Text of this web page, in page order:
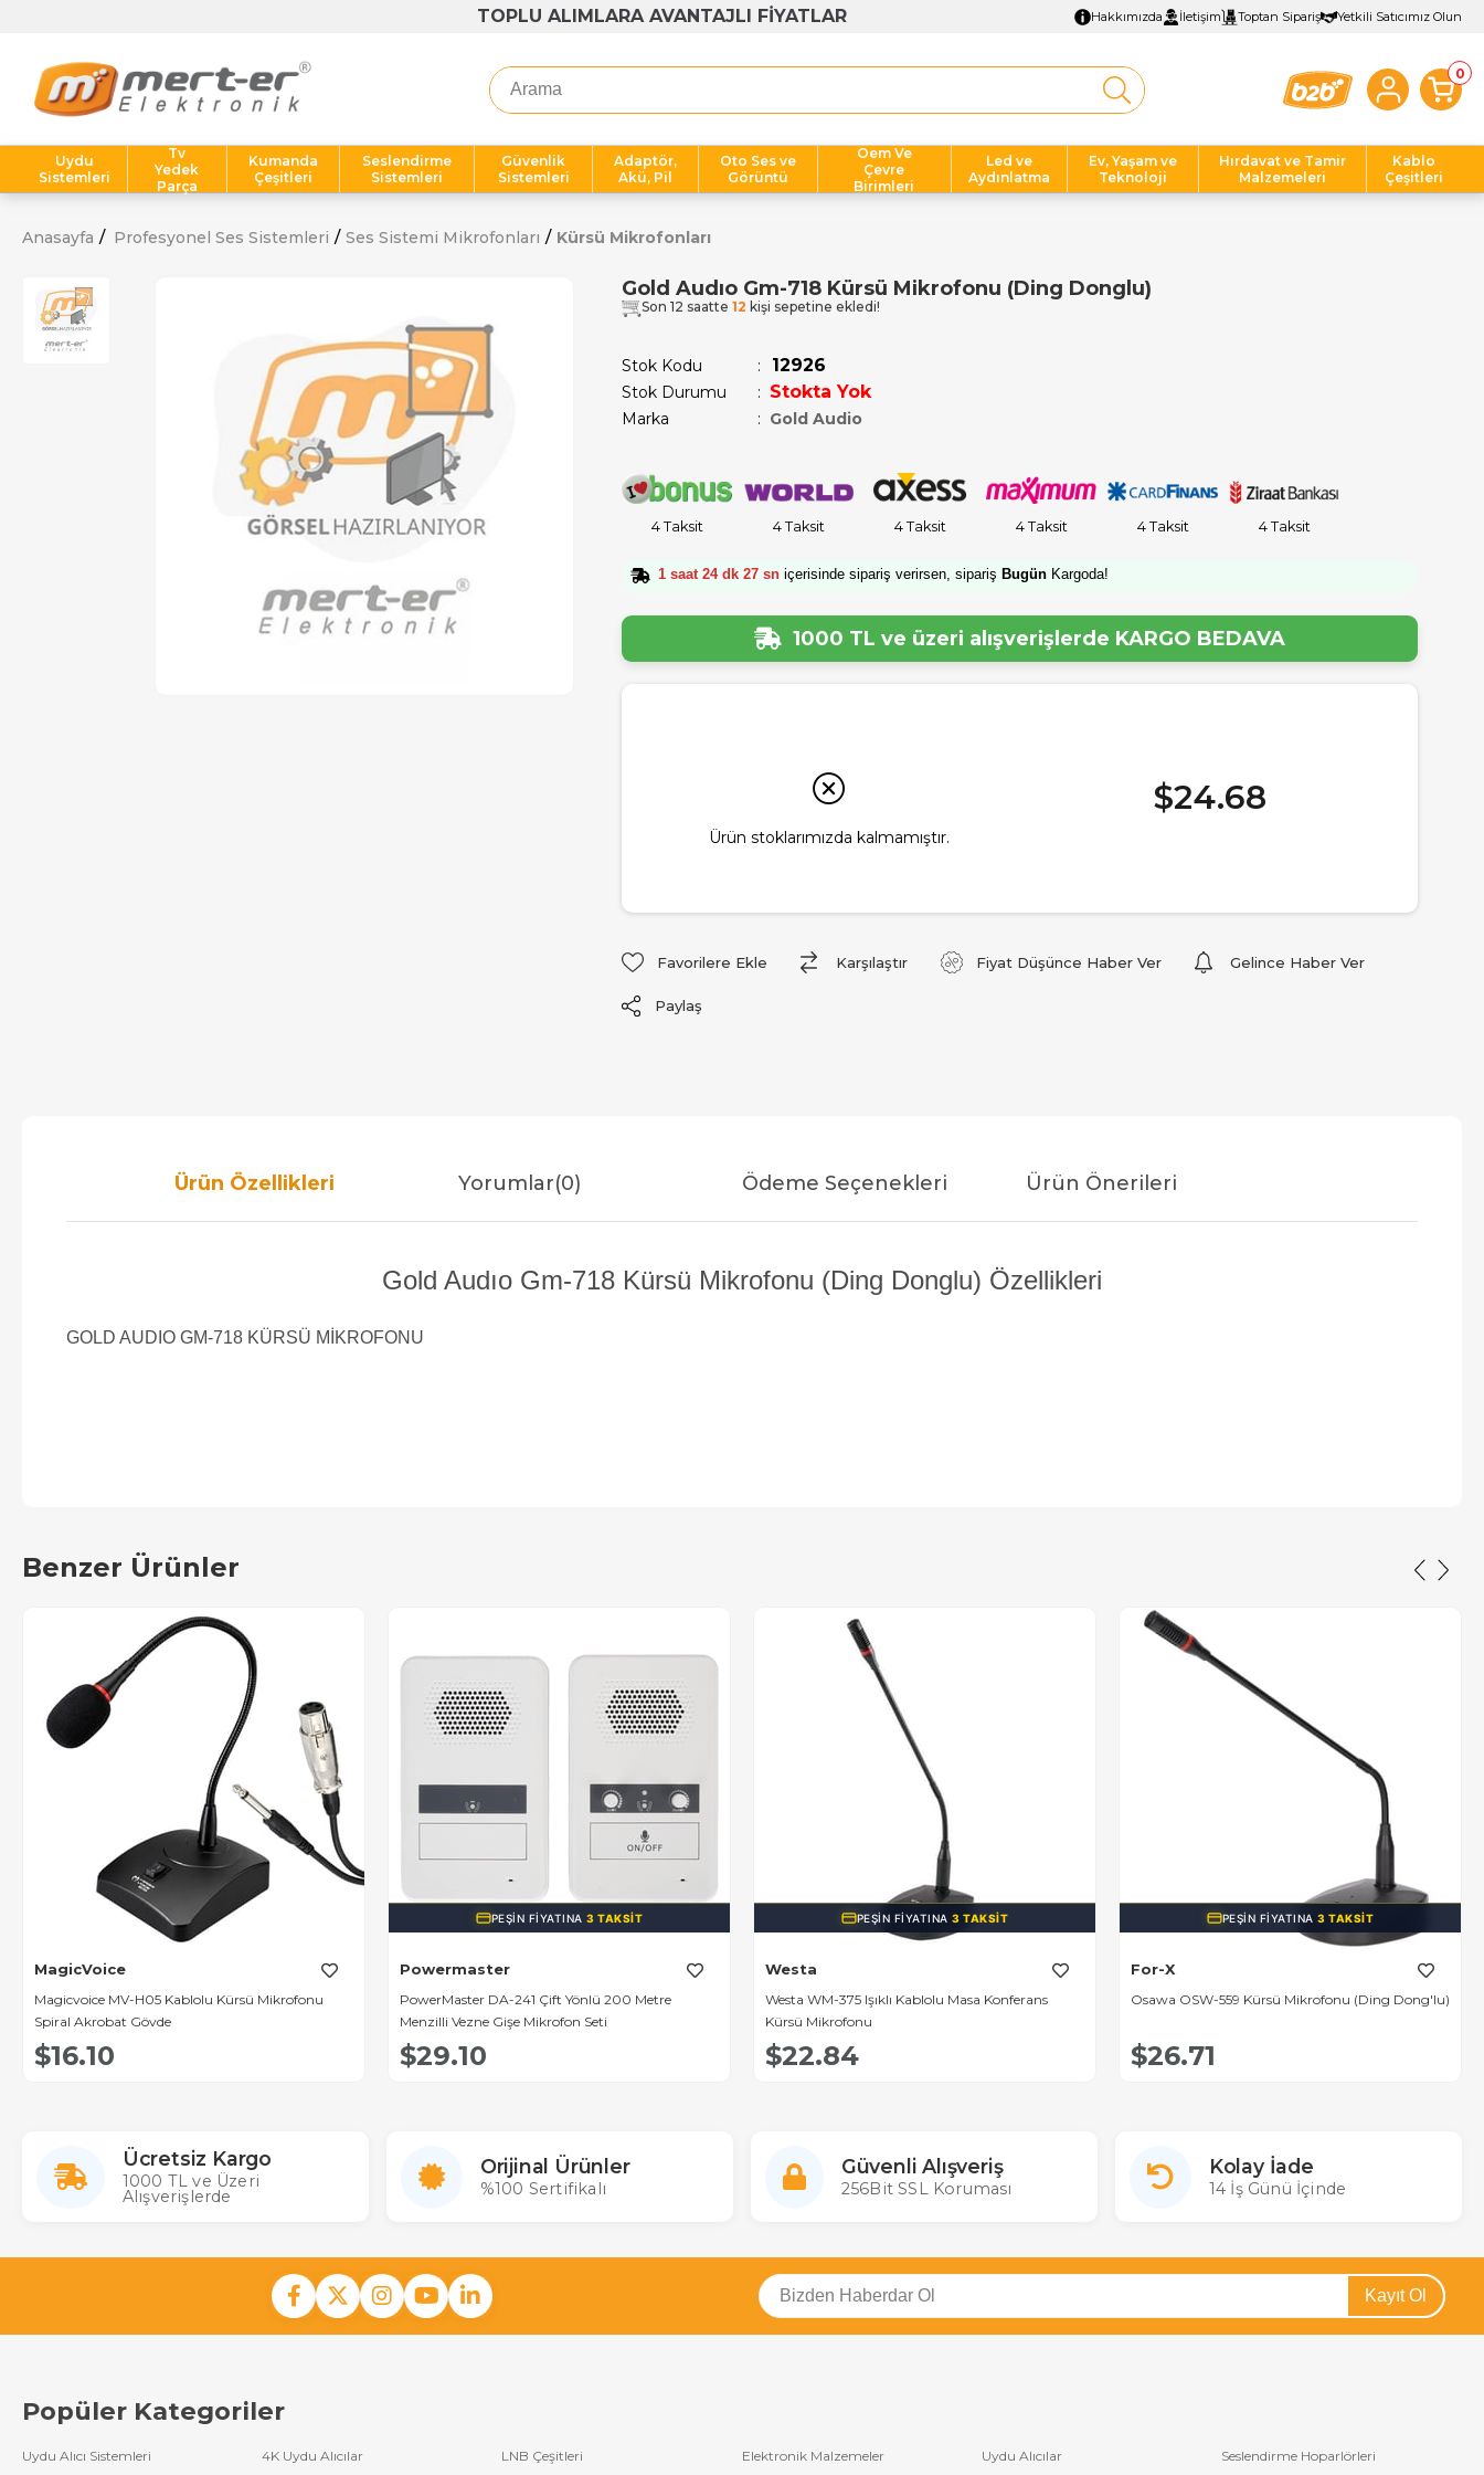
1000 TL ÜZERİ ÜCRETSİZ KARGO Hakkımızda İletişim Toptan Sipariş Yetkili Satıcımız Olun
0
Uydu
Sistemleri
Tv
Yedek
Parça
Kumanda
Çeşitleri
Seslendirme
Sistemleri
Güvenlik
Sistemleri
Adaptör,
Akü, Pil
Oto Ses ve
Görüntü
Oem Ve
Çevre
Birimleri
Led ve
Aydınlatma
Ev, Yaşam ve
Teknoloji
Hırdavat ve Tamir
Malzemeleri
Kablo
Çeşitleri
Anasayfa Profesyonel Ses Sistemleri Ses Sistemi Mikrofonları Kürsü Mikrofonları
Gold Audıo Gm-718 Kürsü Mikrofonu (Ding Donglu)
Son 12 saatte 12 kişi sepetine ekledi!
Stok Kodu 12926
Stok Durumu : Stokta Yok
Marka : Gold Audio
4 Taksit 4 Taksit 4 Taksit 4 Taksit 4 Taksit 4 Taksit
1 saat 24 dk 27 sn içerisinde sipariş verirsen, sipariş Bugün Kargoda!
1000 TL ve üzeri alışverişlerde KARGO BEDAVA
Ürün stoklarımızda kalmamıştır.
$24.68
Favorilere Ekle Karşılaştır Fiyat Düşünce Haber Ver Gelince Haber Ver
Paylaş
Ürün Özellikleri Yorumlar(0) Ödeme Seçenekleri Ürün Önerileri
Gold Audıo Gm-718 Kürsü Mikrofonu (Ding Donglu) Özellikleri
GOLD AUDIO GM-718 KÜRSÜ MİKROFONU
Benzer Ürünler
MagicVoice
Magicvoice MV-H05 Kablolu Kürsü Mikrofonu
Spiral Akrobat Gövde
$16.10
PEŞIN FIYATINA3 TAKSIT
Powermaster
PowerMaster DA-241 Çift Yönlü 200 Metre
Menzilli Vezne Gişe Mikrofon Seti
$29.10
PEŞIN FIYATINA3 TAKSIT
Westa
Westa WM-375 Işıklı Kablolu Masa Konferans
Kürsü Mikrofonu
$22.84
PEŞIN FIYATINA3 TAKSIT
For-X
Osawa OSW-559 Kürsü Mikrofonu (Ding Dong'lu)
$26.71
Ücretsiz Kargo
1000 TL ve Üzeri
Alışverişlerde
Orijinal Ürünler
%100 Sertifikalı
Güvenli Alışveriş
256Bit SSL Koruması
Kolay İade
14 İş Günü İçinde
Kayıt Ol
Popüler Kategoriler
Uydu Alıcı Sistemleri 4K Uydu Alıcılar LNB Çeşitleri Elektronik Malzemeler Uydu Alıcılar
Seslendirme Hoparlörleri